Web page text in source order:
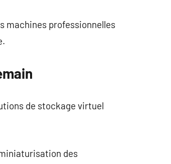
machines professionnelles
de stockage virtuel
des